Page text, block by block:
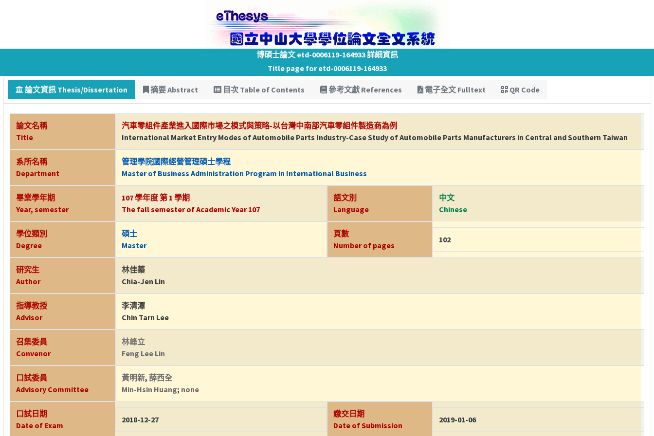
博碩士論文 etd-0006119-164933 詳細資訊
Title page for etd-0006119-164933
論文資訊 Thesis/Dissertation 摘要 Abstract 目次 Table of Contents 參考文獻 References 電子全文 Fulltext QR Code
論文名稱
Title
汽車零組件產業進入國際市場之模式與策略-以台灣中南部汽車零組件製造商為例
International Market Entry Modes of Automobile Parts Industry-Case Study of Automobile Parts Manufacturers in Central and Southern Taiwan
系所名稱
Department
管理學院國際經營管理碩士學程
Master of Business Administration Program in International Business
畢業學年期
Year, semester
107 學年度 第 1 學期
The fall semester of Academic Year 107
語文別
Language
中文
Chinese
學位類別
Degree
碩士
Master
頁數
Number of pages
102
研究生
Author
林佳蓁
Chia-Jen Lin
指導教授
Advisor
李清潭
Chin Tarn Lee
召集委員
Convenor
林峰立
Feng Lee Lin
口試委員
Advisory Committee
黃明新, 薛西全
Min-Hsin Huang; none
口試日期
Date of Exam
2018-12-27
繳交日期
Date of Submission
2019-01-06